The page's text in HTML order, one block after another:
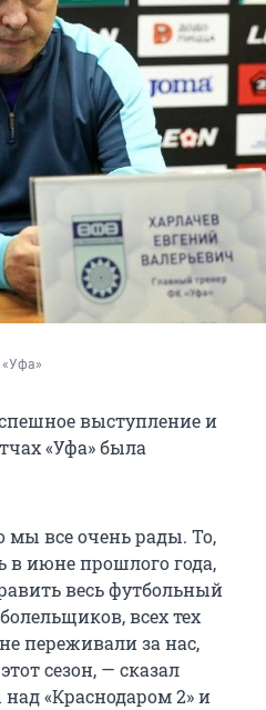
выступление и
«Уфа» была
мы все очень рады. То,
в июне прошлого года,
весь футбольный
всех тех
переживали за нас,
сезон, — сказал
«Краснодаром 2» и